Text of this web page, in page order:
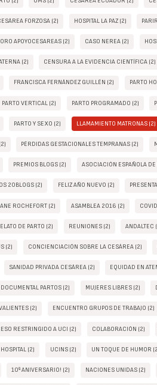
FORZOSA (2) HOSPITAL LA PAZ (2)
APOYOCESAREAS (2) CASO NEREA (2)
(2) CENSURA A LA EVIDENCIA CIENTÍFICA (2)
FRANCISCA FERNÁNDEZ GUILLÉN (2) PARTO
PARTO VERTICAL (2) PARTO PROGRAMADO (2)
PARTO Y SEXO (2) LLAMAMIENTO MATRONAS (2)
PÉRDIDAS GESTACIONALES TEMPRANAS (2)
PREMIOS BLOGS (2) ASOCIACIÓN ESPAÑOLA
20BLOGS (2) FELIZ AÑO NUEVO (2)
ROCHEFORT (2) ASAMBLEA 2016 (2)
DE PARTO (2) REUNIONES (2) ANDALTEC
(2) CONCIENCIACIÓN SOBRE LA CESÁREA (2)
SANIDAD PRIVADA CESÁREA (2) EQUIDAD EN
DOCUMENTAL PARTOS (2) MUJERES LIBRES (2)
(2) ENCUENTRO GRUPOS DE TRABAJO (2)
RESTRINGIDO A UCI (2) COLABORACIÓN (2)
(2) UCINS (2) UN TOQUE DE HUMOR
10º ANIVERSARIO! (2) NACIONES UNIDAS (2)